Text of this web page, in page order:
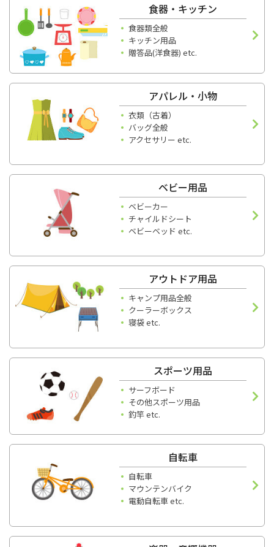
食器・キッチン
食器類全般
キッチン用品
贈答品(洋食器) etc.
アパレル・小物
衣類（古着）
バッグ全般
アクセサリー etc.
ベビー用品
ベビーカー
チャイルドシート
ベビーベッド etc.
アウトドア用品
キャンプ用品全般
クーラーボックス
寝袋 etc.
スポーツ用品
サーフボード
その他スポーツ用品
釣竿 etc.
自転車
自転車
マウンテンバイク
電動自転車 etc.